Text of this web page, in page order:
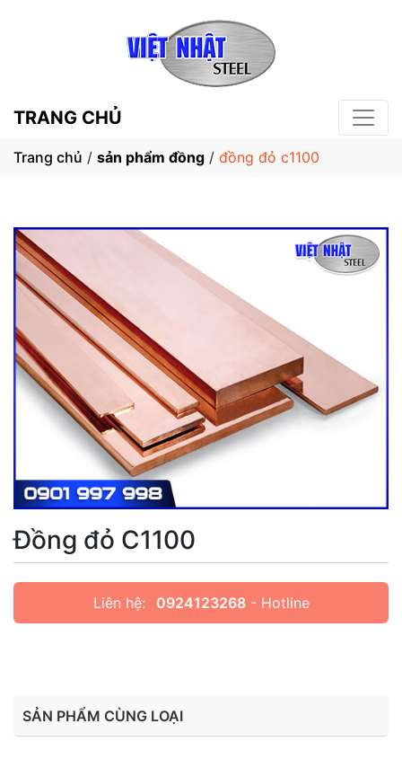
TRANG CHỦ
Trang chủ / sản phẩm đồng / đồng đỏ c1100
Đồng đỏ C1100
Liên hệ: 0924123268- Hotline
SẢN PHẨM CÙNG LOẠI